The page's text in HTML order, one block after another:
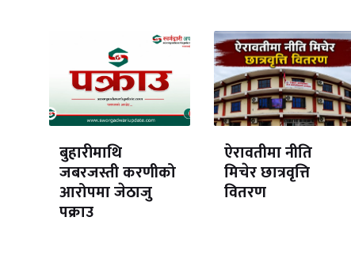
बुहारीमाथि
जबरजस्ती करणीको
आरोपमा जेठाजु
पक्राउ
ऐरावतीमा नीति
मिचेर छात्रवृत्ति
वितरण